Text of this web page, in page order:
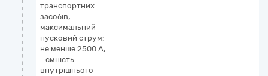
транспортних
засобів; -
максимальний
пусковий струм:
не менше 2500 А;
- ємність
внутрішнього